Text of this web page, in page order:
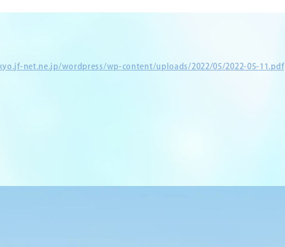
net.ne.jp/wordpress/wp-content/uploads/2022/05/2022-05-11.pdf